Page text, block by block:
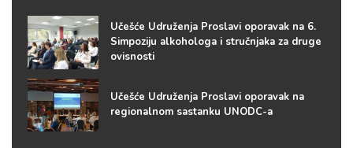
Učešće Udruženja Proslavi oporavak na 6.
Simpoziju alkohologa i stručnjaka za druge
ovisnosti
Učešće Udruženja Proslavi oporavak na
regionalnom sastanku UNODC-a